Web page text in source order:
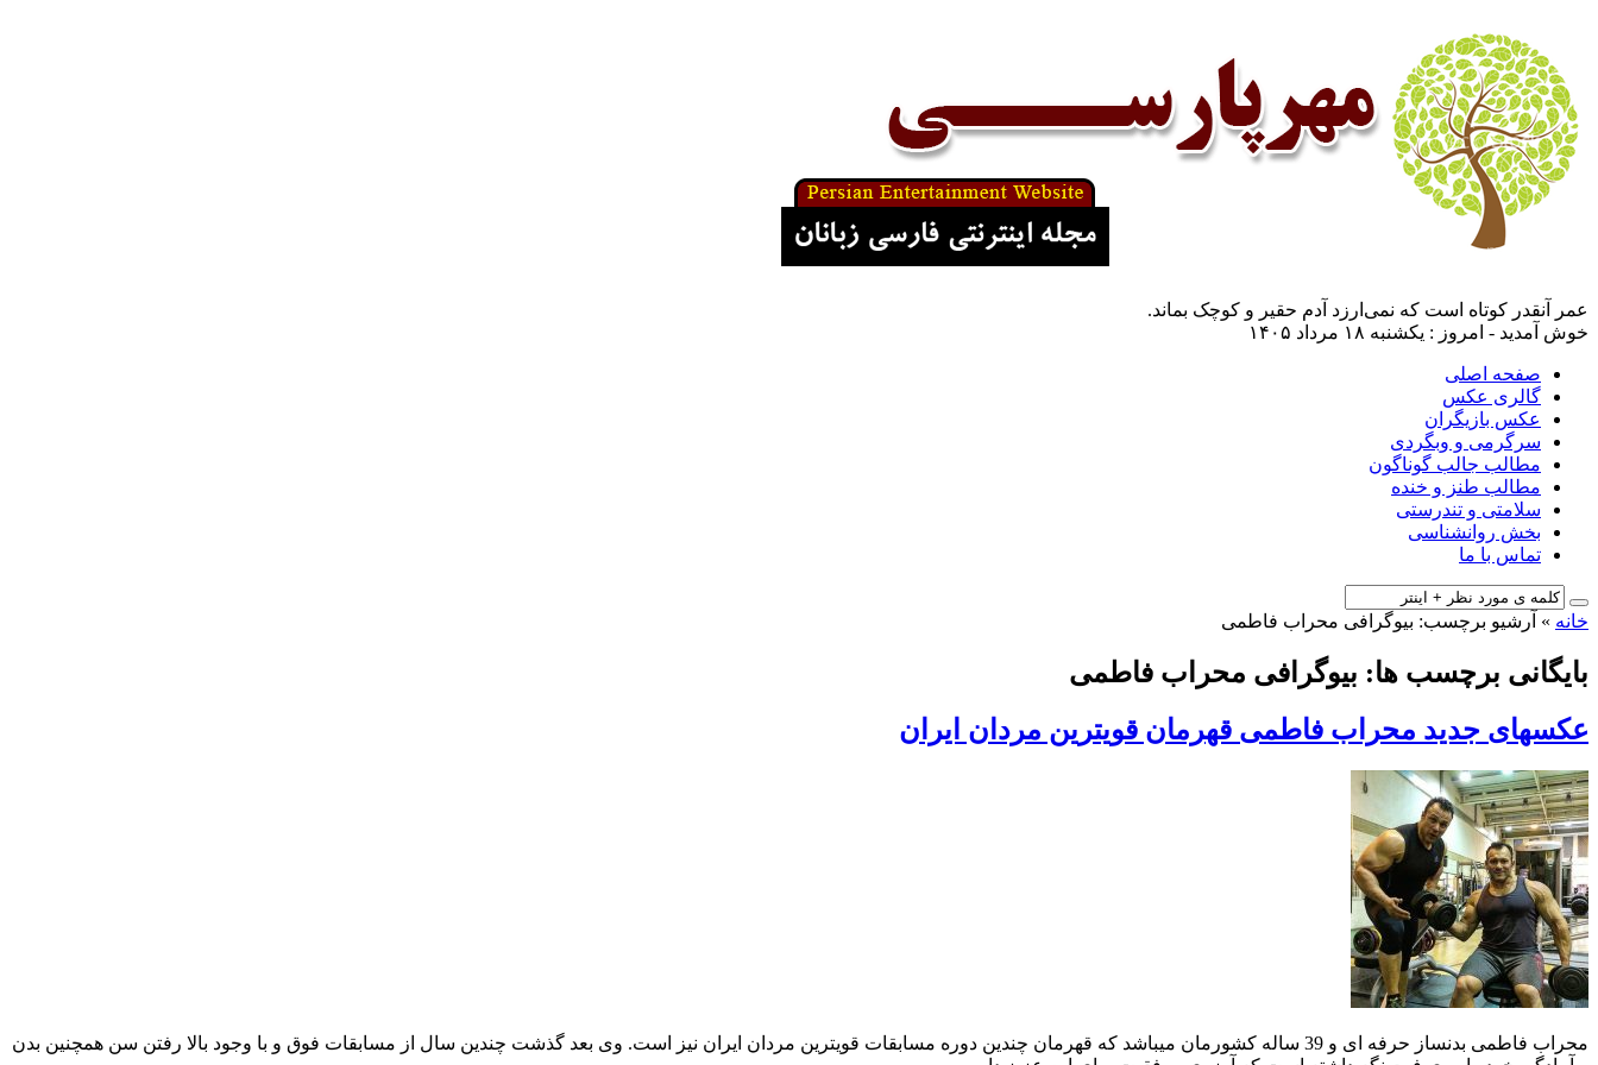
عمر آنقدر کوتاه است که نمی‌ارزد آدم حقیر و کوچک بماند.
خوش آمدید - امروز : یکشنبه ۱۸ مرداد ۱۴۰۵
صفحه اصلی
گالری عکس
عکس بازیگران
سرگرمی و وبگردی
مطالب جالب گوناگون
مطالب طنز و خنده
سلامتی و تندرستی
بخش روانشناسی
تماس با ما
خانه » آرشیو برچسب: بیوگرافی محراب فاطمی
بایگانی برچسب ها: بیوگرافی محراب فاطمی
عکسهای جدید محراب فاطمی قهرمان قویترین مردان ایران
محراب فاطمی بدنساز حرفه ای و 39 ساله کشورمان میباشد که قهرمان چندین دوره مسابقات قویترین مردان ایران نیز است. وی بعد گذشت چندین سال از مسابقات فوق و با وجود بالا رفتن سن همچنین بدن